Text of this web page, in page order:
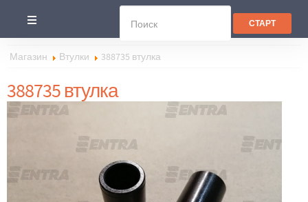
Магазин Втулки 388735 втулка
388735 втулка